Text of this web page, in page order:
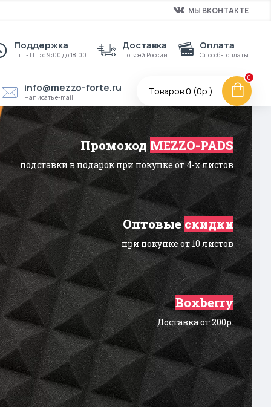
МЫ ВКОНТАКТЕ
Поддержка
Пн. - Пт.: с 9:00 до 18:00
Доставка
По всей России
Оплата
Способы оплаты
info@mezzo-forte.ru
Написать e-mail
Товаров 0 (0р.)
0
ПромокодMEZZO-PADS
подставки в подарок при покупке от 4-х листов
Оптовыескидки
при покупке от 10 листов
Boxberry
Доставка от 200р.
Покупай со Сбером
Кредит от 3 до 300 т.р.